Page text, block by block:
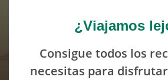
¿Viajamos
Consigue todos los
necesitas para